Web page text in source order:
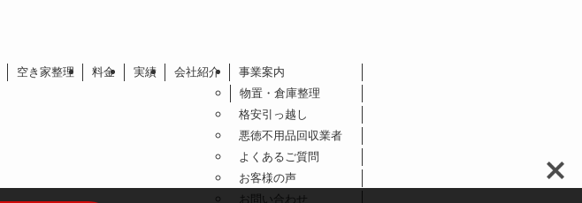
空き家整理 料金 実績 会社紹介
事業案内
物置・倉庫整理
格安引っ越し
悪徳不用品回収業者
よくあるご質問
お客様の声
お問い合わせ